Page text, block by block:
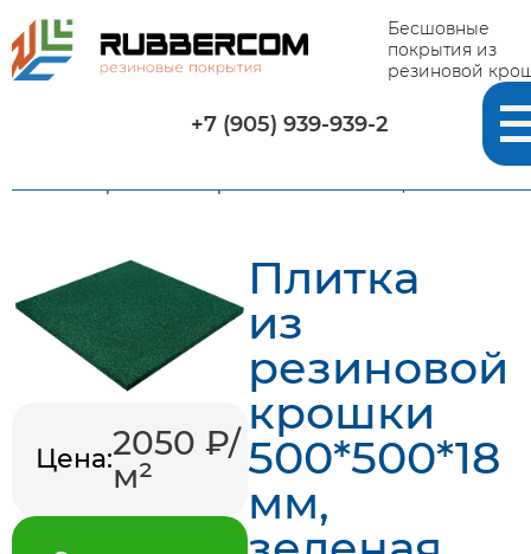
Бесшовные
покрытия из
резиновой
+7 (905) 939-939-2
Плитка из резиновой крошки 500*500*18 мм, зеленая
Цена:2050 ₽/
м²
Плитка
из
резиновой
крошки
500*500*18
мм,